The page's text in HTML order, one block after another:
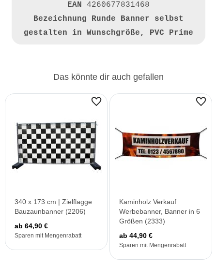
EAN 4260677831468
Bezeichnung Runde Banner selbst
gestalten in Wunschgröße, PVC Prime
Das könnte dir auch gefallen
340 x 173 cm | Zielflagge
Bauzaunbanner (2206)
ab 64,90 €
Sparen mit Mengenrabatt
Kaminholz Verkauf
Werbebanner, Banner in 6
Größen (2333)
ab 44,90 €
Sparen mit Mengenrabatt